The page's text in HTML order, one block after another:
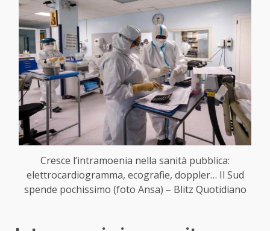
Cresce l’intramoenia nella sanità pubblica:
elettrocardiogramma, ecografie, doppler… Il Sud
spende pochissimo (foto Ansa) – Blitz Quotidiano